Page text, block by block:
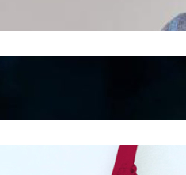
Kepribadian
Mengintip Kepribadian
Wanita Dari Warna Bra